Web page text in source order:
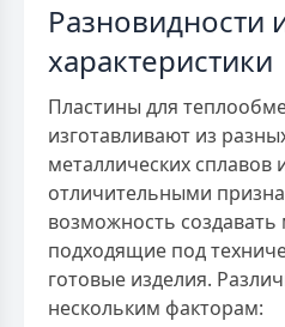
Разновидности
характеристики
Пластины для
изготавливают из
металлических сплавов
отличительными
возможность
подходящие под
готовые изделия.
нескольким факторам: